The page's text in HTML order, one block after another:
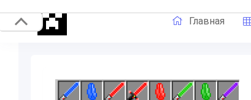
Главная